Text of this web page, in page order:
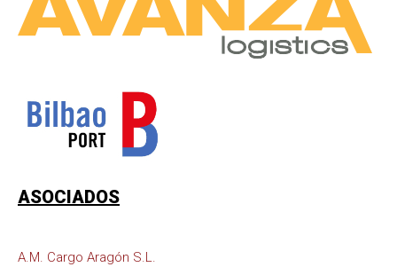
ASOCIADOS
A.M. Cargo Aragón S.L.